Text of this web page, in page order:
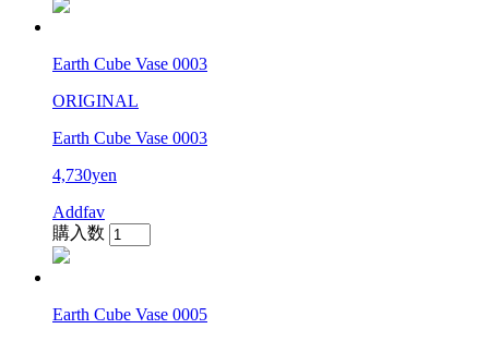
Earth Cube Vase 0003
ORIGINAL
Earth Cube Vase 0003
4,730yen
Addfav
購入数
Earth Cube Vase 0005